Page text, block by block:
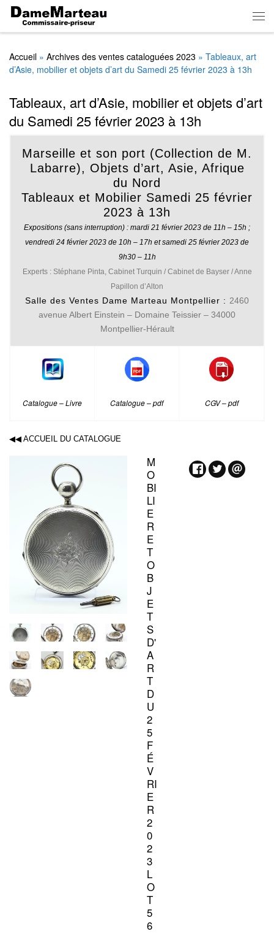
Skip to content
Accueil » Archives des ventes cataloguées 2023 » Tableaux, art
d’Asie, mobilier et objets d’art du Samedi 25 février 2023 à 13h
Tableaux, art d’Asie, mobilier et objets d’art
du Samedi 25 février 2023 à 13h
Marseille et son port (Collection de M.
Labarre), Objets d’art, Asie, Afrique
du Nord
Tableaux et Mobilier Samedi 25 février
2023 à 13h
Expositions (sans interruption) : mardi 21 février 2023 de 11h – 15h ;
vendredi 24 février 2023 de 10h – 17h et samedi 25 février 2023 de
9h30 – 11h
Experts : Stéphane Pinta, Cabinet Turquin / Cabinet de Bayser / Anne
Papillon d’Alton
Salle des Ventes Dame Marteau Montpellier : 2460
avenue Albert Einstein – Domaine Teissier – 34000
Montpellier-Hérault
Catalogue – Livre Catalogue – pdf CGV – pdf
◀◀ ACCUEIL DU CATALOGUE
M
O
BI
LI
E
R
E
T
O
B
J
E
T
S
D'
A
R
T
D
U
2
5
F
É
V
RI
E
R
2
0
2
3
L
O
T
5
6